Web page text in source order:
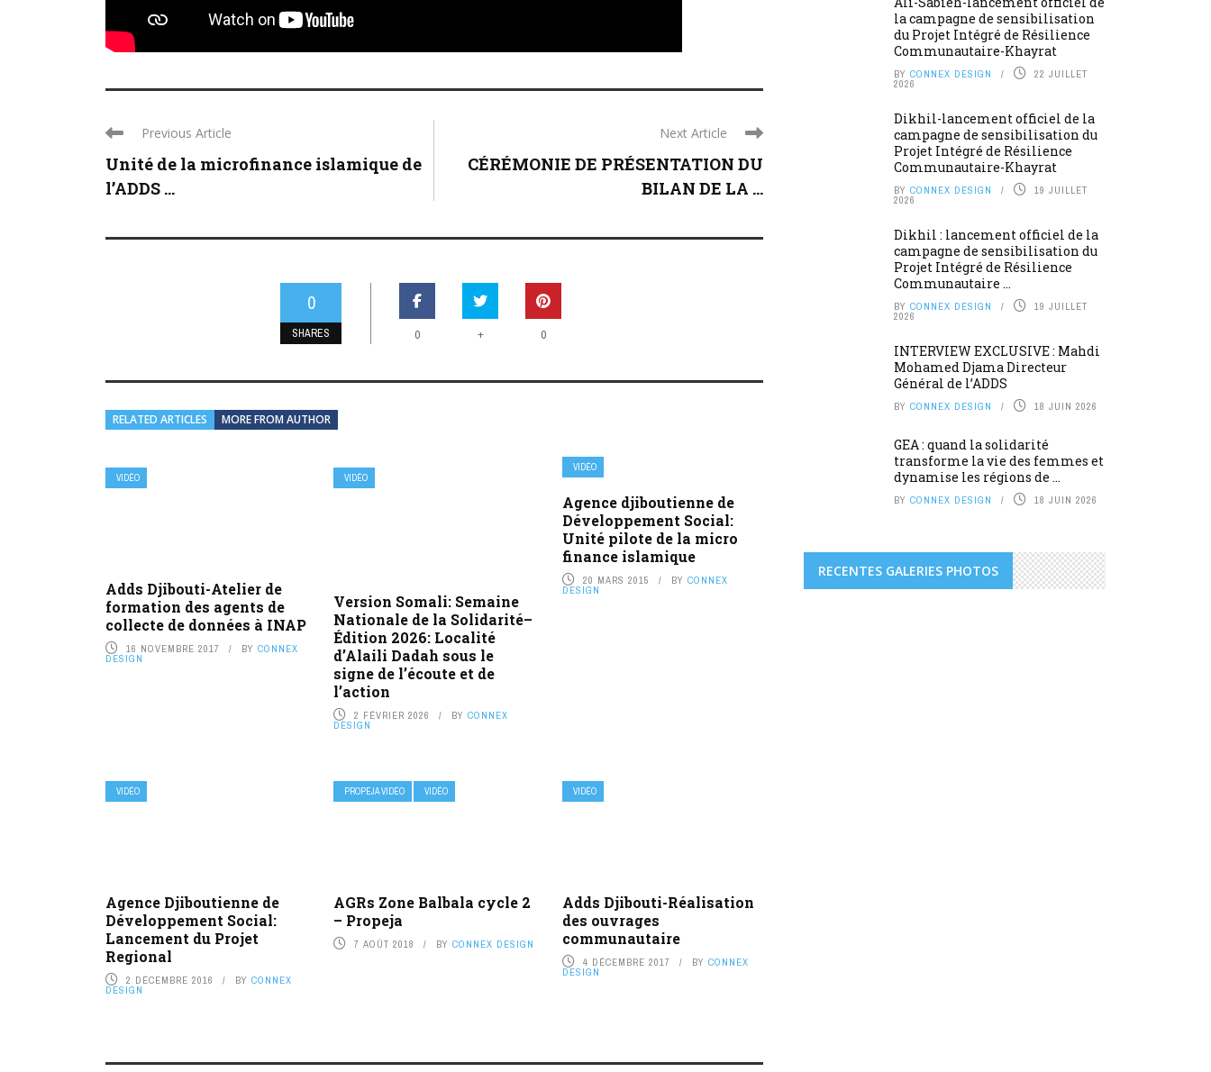
Previous Article
Unité de la microfinance islamique de
l’ADDS ...
Next Article
CÉRÉMONIE DE PRÉSENTATION DU
BILAN DE LA ...
0
SHARES 0 + 0
RELATED ARTICLES MORE FROM AUTHOR
VIDÉO
Adds Djibouti-Atelier de
formation des agents de
collecte de données à INAP
16 NOVEMBRE 2017 BY CONNEX
DESIGN
VIDÉO
Version Somali: Semaine
Nationale de la Solidarité–
Édition 2026: Localité
d’Alaili Dadah sous le
signe de l’écoute et de
l’action
2 FÉVRIER 2026 BYCONNEX
DESIGN
VIDÉO
Agence djiboutienne de
Développement Social:
Unité pilote de la micro
finance islamique
20 MARS 2015 BY CONNEX
DESIGN
VIDÉO
Agence Djiboutienne de
Développement Social:
Lancement du Projet
Regional
2 DÉCEMBRE 2016 BY CONNEX
DESIGN
PROPEJA VIDÉO VIDÉO
AGRs Zone Balbala cycle 2
– Propeja
7 AOÛT 2018 BYCONNEX DESIGN
VIDÉO
Adds Djibouti-Réalisation
des ouvrages
communautaire
4 DÉCEMBRE 2017 BY CONNEX
DESIGN
la campagne de sensibilisation
du Projet Intégré de Résilience
Communautaire-Khayrat
BY CONNEX DESIGN 22 JUILLET
2026
Dikhil-lancement officiel de la
campagne de sensibilisation du
Projet Intégré de Résilience
Communautaire-Khayrat
BY CONNEX DESIGN 19 JUILLET
2026
Dikhil : lancement officiel de la
campagne de sensibilisation du
Projet Intégré de Résilience
Communautaire ...
BY CONNEX DESIGN 19 JUILLET
2026
INTERVIEW EXCLUSIVE : Mahdi
Mohamed Djama Directeur
Général de l’ADDS
BY CONNEX DESIGN 18 JUIN 2026
GEA : quand la solidarité
transforme la vie des femmes et
dynamise les régions de ...
BY CONNEX DESIGN 18 JUIN 2026
RECENTES GALERIES PHOTOS